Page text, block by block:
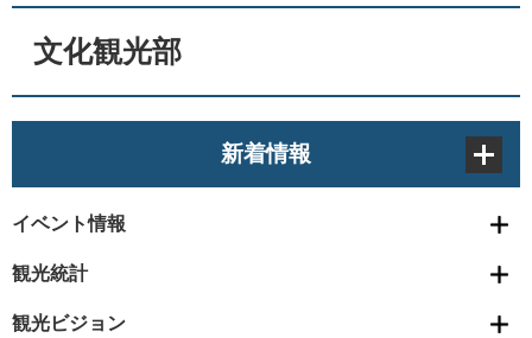
先
を
文化観光部
新着情報
イベント情報
観光統計
観光ビジョン